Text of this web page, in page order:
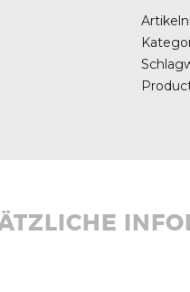
845
X
Menge